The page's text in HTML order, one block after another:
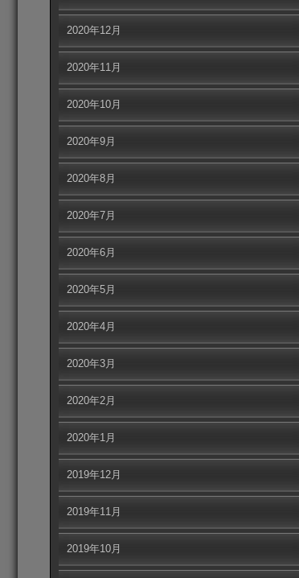
2020年12月
2020年11月
2020年10月
2020年9月
2020年8月
2020年7月
2020年6月
2020年5月
2020年4月
2020年3月
2020年2月
2020年1月
2019年12月
2019年11月
2019年10月